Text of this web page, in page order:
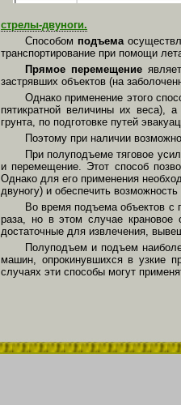
стрелы-двуноги.
Способом подъема
транспортирование при помощи
Прямое перемещение
застрявших объектов (на
Однако применение этого
пятикратной величины их веса),
грунта, по подготовке путей
Поэтому при наличии
При полуподъеме тяговое
и перемещение. Этот способ
Однако для его применения
двуногу) и обеспечить
Во время подъема объектов с
раза, но в этом случае крановое
достаточные для извлечения,
Полуподъем и подъем
машин, опрокинувшихся в узкие
случаях эти способы могут